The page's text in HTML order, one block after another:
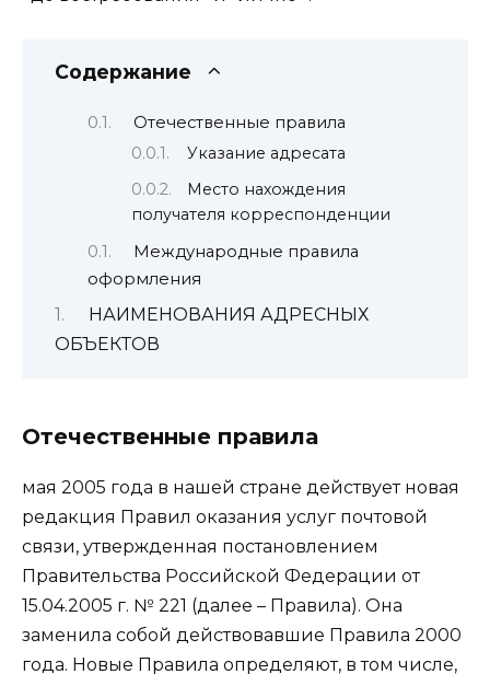
Содержание
Отечественные правила
Указание адресата
Место нахождения
получателя корреспонденции
Международные правила
оформления
НАИМЕНОВАНИЯ АДРЕСНЫХ
ОБЪЕКТОВ
Отечественные правила
мая 2005 года в нашей стране действует новая
редакция Правил оказания услуг почтовой
связи, утвержденная постановлением
Правительства Российской Федерации от
15.04.2005 г. № 221 (далее – Правила). Она
заменила собой действовавшие Правила 2000
года. Новые Правила определяют, в том числе,